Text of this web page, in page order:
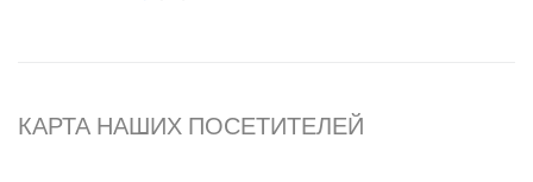
КАРТА НАШИХ ПОСЕТИТЕЛЕЙ